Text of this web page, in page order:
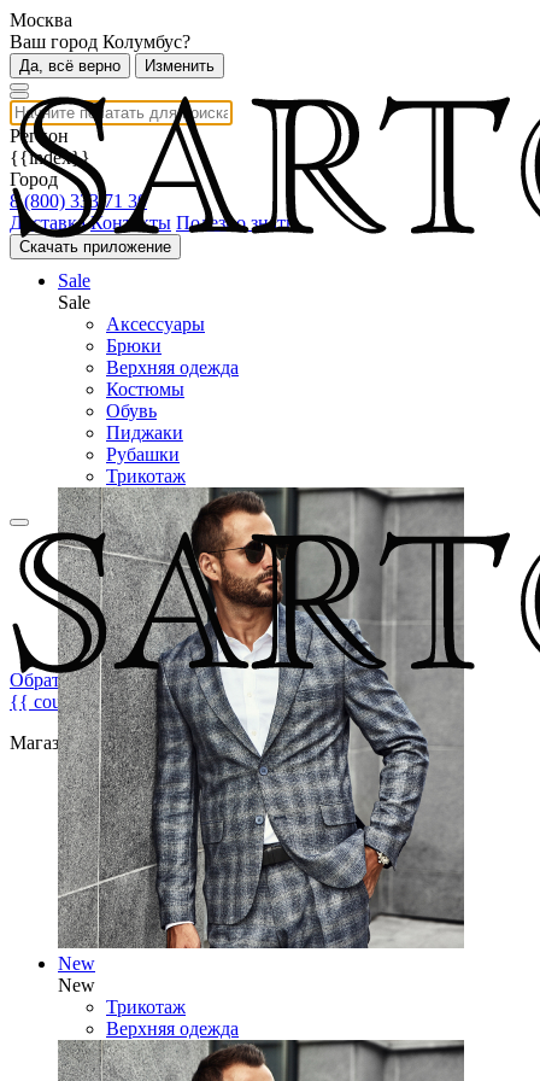
Москва
Ваш город Колумбус?
Да, всё верно Изменить
Регион
{{index}}
Город
8 (800) 333 71 30
Доставка Контакты Полезно знать
Скачать приложение
Обратная связь
{{ count }}
Магазин брендовой мужской одежды
Sale
Sale
Аксессуары
Брюки
Верхняя одежда
Костюмы
Обувь
Пиджаки
Рубашки
Трикотаж
New
New
Трикотаж
Верхняя одежда